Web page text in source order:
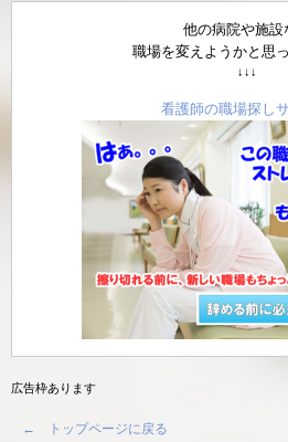
他の病院や施設
職場を変えようかと思
↓↓↓
看護師の職場探し
広告枠あります
← トップページに戻る